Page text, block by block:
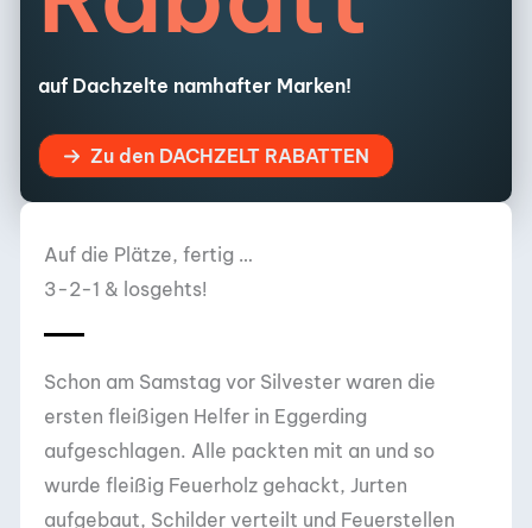
auf Dachzelte namhafter Marken!
Zu den DACHZELT RABATTEN
Auf die Plätze, fertig …
3-2-1 & losgehts!
Schon am Samstag vor Silvester waren die
ersten fleißigen Helfer in Eggerding
aufgeschlagen. Alle packten mit an und so
wurde fleißig Feuerholz gehackt, Jurten
aufgebaut, Schilder verteilt und Feuerstellen